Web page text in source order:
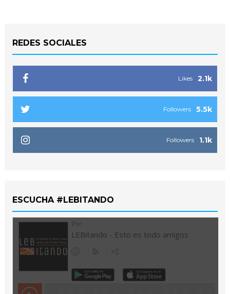
REDES SOCIALES
2.1k
Likes
5.5k
Followers
1.1k
Followers
ESCUCHA #LEBITANDO